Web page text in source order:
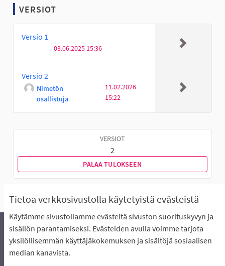
Tietoa verkkosivustolla käytetyistä evästeistä
Käytämme sivustollamme evästeitä sivuston suorituskyvyn ja
sisällön parantamiseksi. Evästeiden avulla voimme tarjota
yksilöllisemmän käyttäjäkokemuksen ja sisältöjä sosiaalisen
median kanavista.
VERSIOT
Versio 1
03.06.2025 15:36
Versio 2
Nimetön
osallistuja
11.02.2026
15:22
VERSIOT
2
PALAA TULOKSEEN
Äänestyksen pikaohjeet
Usein kysytyt kysymykset
Näin äänestät Asukasbudjetissa